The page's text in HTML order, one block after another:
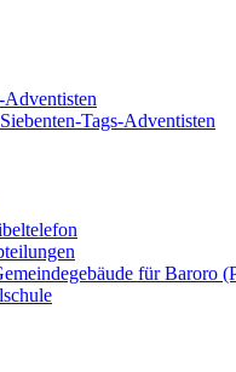
Adventisten
Tags-Adventisten
für Baroro